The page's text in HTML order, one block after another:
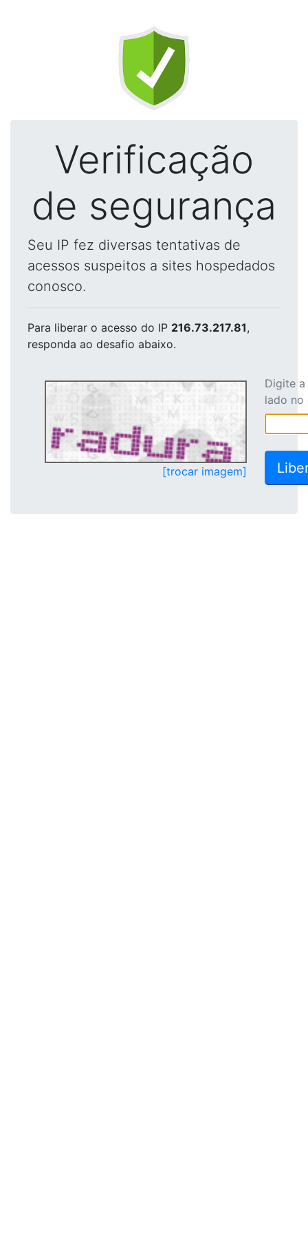
Verificação
de segurança
Seu IP fez diversas tentativas de
acessos suspeitos a sites hospedados
conosco.
Para liberar o acesso do IP 216.73.217.81,
responda ao desafio abaixo.
[trocar imagem]
Digite
lado no